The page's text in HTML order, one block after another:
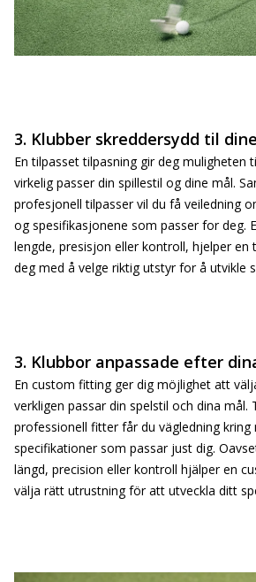
3. Klubber skreddersydd til
En tilpasset tilpasning gir deg muligheten
virkelig passer din spillestil og dine mål.
profesjonell tilpasser vil du få veiledning
og spesifikasjonene som passer for deg.
lengde, presisjon eller kontroll, hjelper en
deg med å velge riktig utstyr for å utvikle
3. Klubbor anpassade efter
En custom fitting ger dig möjlighet att
verkligen passar din spelstil och dina mål.
professionell fitter får du vägledning
specifikationer som passar just dig.
längd, precision eller kontroll hjälper en
välja rätt utrustning för att utveckla ditt